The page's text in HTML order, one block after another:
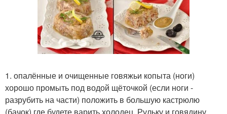
1. опалённые и очищенные говяжьи копыта (ноги)
хорошо промыть под водой щёточкой (если ноги -
разрубить на части) положить в большую кастрюлю